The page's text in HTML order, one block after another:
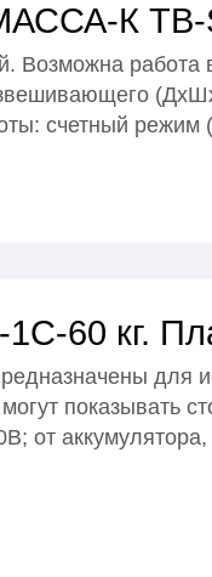
К TB-
Возможна
режим
60 кг.
для
показывать
от